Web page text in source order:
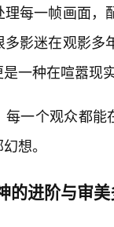
每一帧画面
影迷在观影
一种在喧嚣现
一个观众都能
想。
的进阶与审